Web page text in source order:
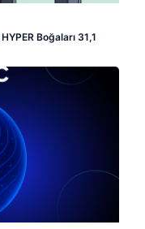
Boğaları 31,1